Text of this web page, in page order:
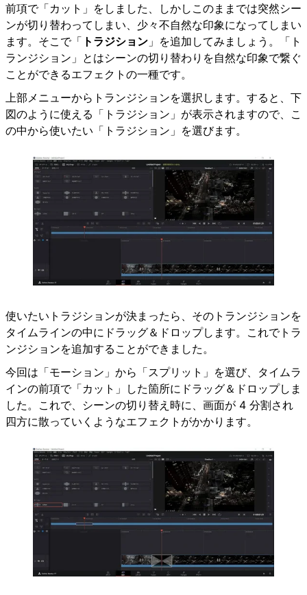
前項で「カット」をしました、しかしこのままでは突然シー
ンが切り替わってしまい、少々不自然な印象になってしまい
ます。そこで「 トラジション 」を追加してみましょう。「ト
ランジション」とはシーンの切り替わりを自然な印象で繋ぐ
ことができるエフェクトの一種です。
上部メニューからトランジションを選択します。すると、下
図のように使える「トラジション」が表示されますので、こ
の中から使いたい「トラジション」を選びます。
使いたいトラジションが決まったら、そのトランジションを
タイムラインの中にドラッグ＆ドロップします。これでトラ
ンジションを追加することができました。
今回は「モーション」から「スプリット」を選び、タイムラ
インの前項で「カット」した箇所にドラッグ＆ドロップしま
した。これで、シーンの切り替え時に、画面が 4 分割され
四方に散っていくようなエフェクトがかかります。